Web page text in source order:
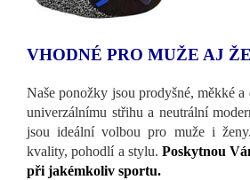
VHODNÉ PRO MUŽE AJ
Naše ponožky jsou prodyšné, měkké
univerzálnímu střihu a neutrální
jsou ideální volbou pro muže i
kvality, pohodlí a stylu.Poskytnou
při jakémkoliv sportu.